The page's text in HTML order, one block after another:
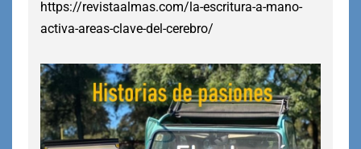
https://revistaalmas.com/la-escritura-a-mano-
activa-areas-clave-del-cerebro/